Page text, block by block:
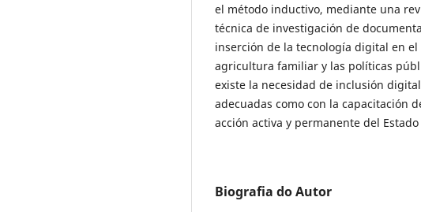
el método inductivo, mediante una
técnica de investigación de
inserción de la tecnología digital en el
agricultura familiar y las políticas
existe la necesidad de inclusión
adecuadas como con la capacitación
acción activa y permanente del
Biografia do Autor